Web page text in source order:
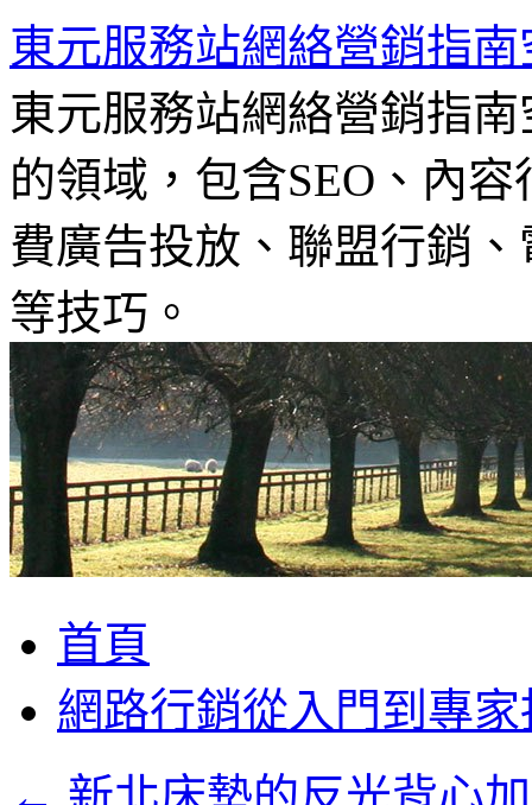
東元服務站網絡營銷指南
東元服務站網絡營銷指
的領域，包含SEO、內
費廣告投放、聯盟行銷
等技巧。
至
要
首頁
網路行銷從入門到專家